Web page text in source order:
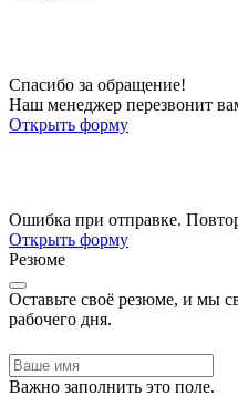
Спасибо за обращение!
Наш менеджер перезвонит
Открыть форму
Ошибка при отправке.
Открыть форму
Резюме
Оставьте своё резюме, и мы
рабочего дня.
Важно заполнить это поле.